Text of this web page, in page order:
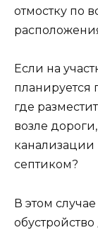
отмостку по
Если на
планируется
где
возле
канализации
септиком?
В этом